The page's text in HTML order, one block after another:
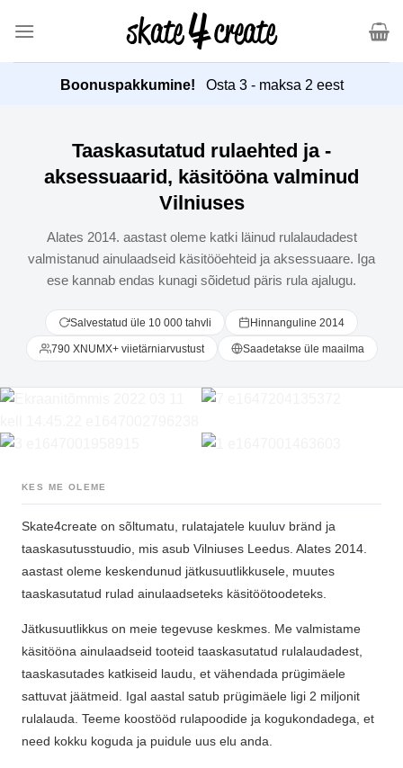
sisu
Boonuspakkumine! Osta 3 - maksa 2 eest
Taaskasutatud rulaehted ja -
aksessuaarid, käsitööna valminud
Vilniuses
Alates 2014. aastast oleme katki läinud rulalaudadest
valmistanud ainulaadseid käsitööehteid ja aksessuaare. Iga
ese kannab endas kunagi sõidetud päris rula ajalugu.
Salvestatud üle 10 000 tahvli Hinnanguline 2014
790 XNUMX+ viietärniarvustust Saadetakse üle maailma
KES ME OLEME
Skate4create on sõltumatu, rulatajatele kuuluv bränd ja
taaskasutusstuudio, mis asub Vilniuses Leedus. Alates 2014.
aastast oleme keskendunud jätkusuutlikkusele, muutes
taaskasutatud rulad ainulaadseteks käsitöötoodeteks.
Jätkusuutlikkus on meie tegevuse keskmes. Me valmistame
käsitööna ainulaadseid tooteid taaskasutatud rulalaudadest,
taaskasutades katkiseid laudu, et vähendada prügimäele
sattuvat jäätmeid. Igal aastal satub prügimäele ligi 2 miljonit
rulalauda. Teeme koostööd rulapoodide ja kogukondadega, et
need kokku koguda ja puidule uus elu anda.